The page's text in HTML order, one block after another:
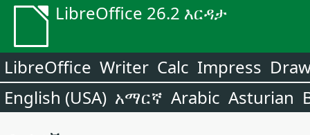
LibreOffice 26.2 እርዳታ
LibreOffice Writer Calc Impress
English (USA) አማርኛ Arabic Asturian